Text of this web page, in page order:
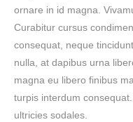
ornare in id magna.
Curabitur cursus
consequat, neque
nulla, at dapibus urna
magna eu libero finibus
turpis interdum
ultricies sodales.